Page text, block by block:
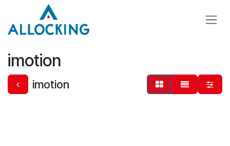
Overslaan naar inhoud
imotion
imotion